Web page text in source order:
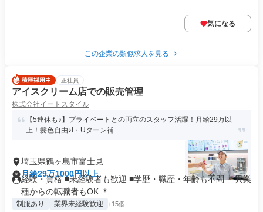
気になる
この企業の類似求人を見る
正社員
アイスクリーム店での販売管理
株式会社イートスタイル
【5連休も♪】プライベートとの両立のスタッフ活躍！月給29万以
上！髪色自由♪I・Uターン補...
埼玉県鶴ヶ島市富士見
月給29万1000円以上
経験・資格 ■未経験者も歓迎 ■学歴・職歴・年齢も不問 ＊異業
種からの転職者もOK ＊...
制服あり 業界未経験歓迎 +15個